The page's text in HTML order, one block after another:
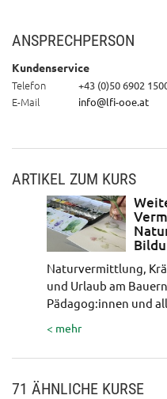
ANSPRECHPERSON
Kundenservice
Telefon +43 (0)50 6902
E-Mail info@lfi-ooe.at
ARTIKEL ZUM KURS
Naturvermittlung,
und Urlaub am
Pädagog:innen und
< mehr
71 ÄHNLICHE KURSE